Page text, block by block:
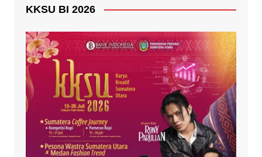
KKSU BI 2026